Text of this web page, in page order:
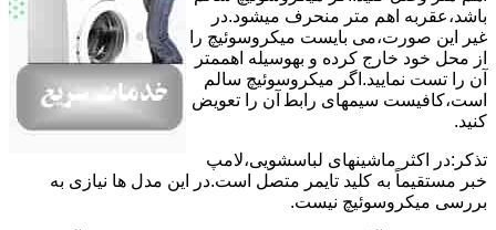
ﺑﺎﺷﺪ،ﻋﻘﺮﺑﻪ اهم متر ﻣﻨﺤﺮف میشود.در
ﻏﯿﺮ اﯾﻦ ﺻﻮرت،می بایست ﻣﯿﮑﺮوﺳﻮﺋﯿﭻ را
از ﻣﺤﻞ خود ﺧﺎرج کرده و بهوسیله اهممتر
آن را ﺗﺴﺖ ﻧﻤﺎﯾﯿﺪ.اﮔﺮ ﻣﯿﮑﺮوﺳﻮﺋﯿﭻ ﺳﺎﻟﻢ
اﺳﺖ،ﮐﺎﻓﯿﺴﺖ سیمهای راﺑﻄ آن را ﺗﻌﻮﯾﺾ
کنید.
ﺗﺬﮐﺮ:در اﮐﺜﺮ ماشینهای لباسشویی،ﻻﻣﭗ
ﺧﺒﺮ مستقیماً ﺑﻪ ﮐﻠﯿﺪ ﺗﺎﯾﻤﺮ ﻣﺘﺼﻞ اﺳﺖ.در اﯾﻦ مدل ها ﻧﯿﺎزی ﺑﻪ
بررسی ﻣﯿﮑﺮوﺳﻮﺋﯿﭻ نیست.